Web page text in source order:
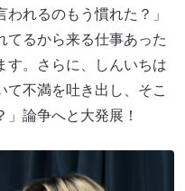
れるのもう慣れた？」
てるから来る仕事あった
す。さらに、しんいちは
不満を吐き出し、そこ
」論争へと大発展！